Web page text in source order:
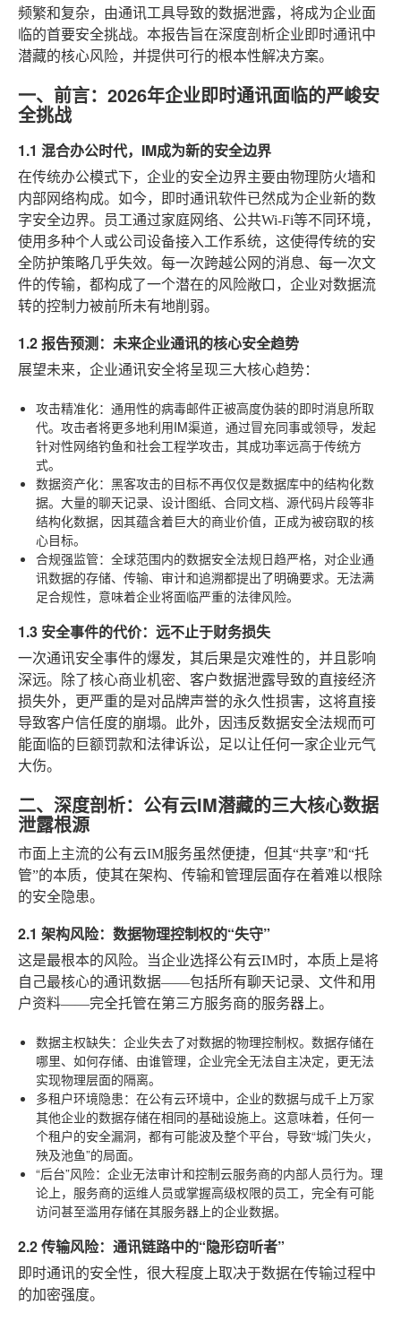
频繁和复杂，由通讯工具导致的数据泄露，将成为企业面
临的首要安全挑战。本报告旨在深度剖析企业即时通讯中
潜藏的核心风险，并提供可行的根本性解决方案。
一、前言：2026年企业即时通讯面临的严峻安
全挑战
1.1 混合办公时代，IM成为新的安全边界
在传统办公模式下，企业的安全边界主要由物理防火墙和
内部网络构成。如今，即时通讯软件已然成为企业新的数
字安全边界。员工通过家庭网络、公共Wi-Fi等不同环境，
使用多种个人或公司设备接入工作系统，这使得传统的安
全防护策略几乎失效。每一次跨越公网的消息、每一次文
件的传输，都构成了一个潜在的风险敞口，企业对数据流
转的控制力被前所未有地削弱。
1.2 报告预测：未来企业通讯的核心安全趋势
展望未来，企业通讯安全将呈现三大核心趋势：
攻击精准化：通用性的病毒邮件正被高度伪装的即时消息所取
代。攻击者将更多地利用IM渠道，通过冒充同事或领导，发起
针对性网络钓鱼和社会工程学攻击，其成功率远高于传统方
式。
数据资产化：黑客攻击的目标不再仅仅是数据库中的结构化数
据。大量的聊天记录、设计图纸、合同文档、源代码片段等非
结构化数据，因其蕴含着巨大的商业价值，正成为被窃取的核
心目标。
合规强监管：全球范围内的数据安全法规日趋严格，对企业通
讯数据的存储、传输、审计和追溯都提出了明确要求。无法满
足合规性，意味着企业将面临严重的法律风险。
1.3 安全事件的代价：远不止于财务损失
一次通讯安全事件的爆发，其后果是灾难性的，并且影响
深远。除了核心商业机密、客户数据泄露导致的直接经济
损失外，更严重的是对品牌声誉的永久性损害，这将直接
导致客户信任度的崩塌。此外，因违反数据安全法规而可
能面临的巨额罚款和法律诉讼，足以让任何一家企业元气
大伤。
二、深度剖析：公有云IM潜藏的三大核心数据
泄露根源
市面上主流的公有云IM服务虽然便捷，但其“共享”和“托
管”的本质，使其在架构、传输和管理层面存在着难以根除
的安全隐患。
2.1 架构风险：数据物理控制权的“失守”
这是最根本的风险。当企业选择公有云IM时，本质上是将
自己最核心的通讯数据——包括所有聊天记录、文件和用
户资料——完全托管在第三方服务商的服务器上。
数据主权缺失：企业失去了对数据的物理控制权。数据存储在
哪里、如何存储、由谁管理，企业完全无法自主决定，更无法
实现物理层面的隔离。
多租户环境隐患：在公有云环境中，企业的数据与成千上万家
其他企业的数据存储在相同的基础设施上。这意味着，任何一
个租户的安全漏洞，都有可能波及整个平台，导致“城门失火，
殃及池鱼”的局面。
“后台”风险：企业无法审计和控制云服务商的内部人员行为。理
论上，服务商的运维人员或掌握高级权限的员工，完全有可能
访问甚至滥用存储在其服务器上的企业数据。
2.2 传输风险：通讯链路中的“隐形窃听者”
即时通讯的安全性，很大程度上取决于数据在传输过程中
的加密强度。